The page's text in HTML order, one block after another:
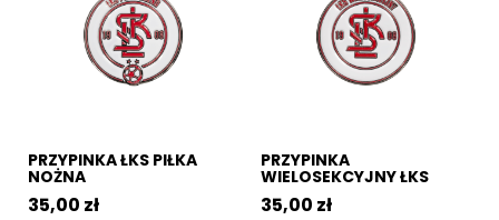
PRZYPINKA ŁKS PIŁKA
NOŻNA
35,00 zł
PRZYPINKA
WIELOSEKCYJNY ŁKS
35,00 zł